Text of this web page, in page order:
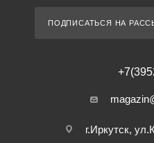
ПОДПИСАТЬСЯ НА
г.Иркутск,